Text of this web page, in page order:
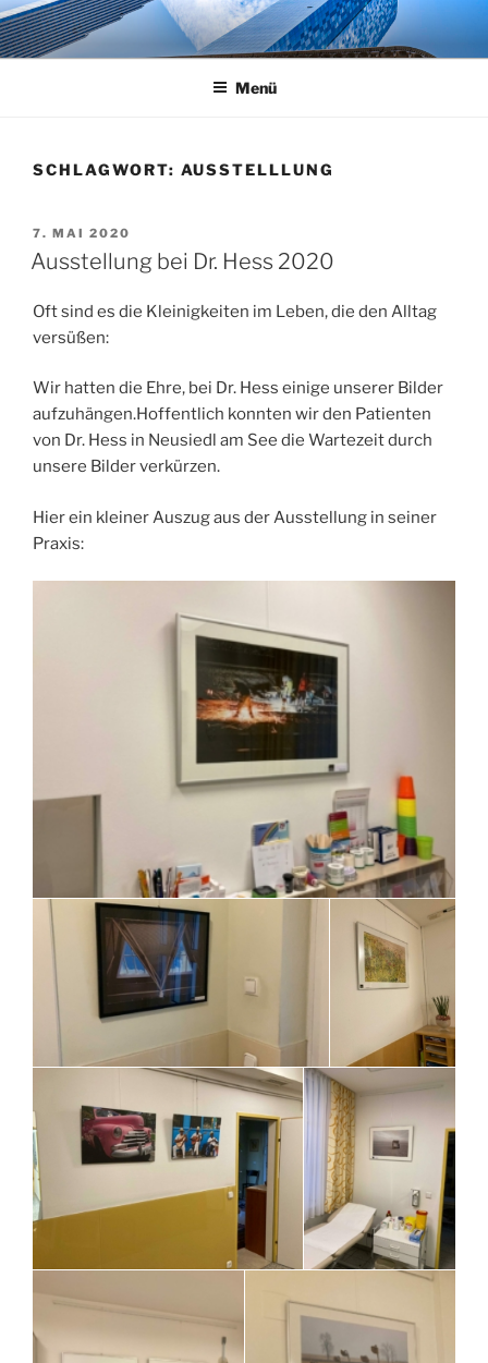
Zum
Inhalt
springen
Menü
SCHLAGWORT: AUSSTELLLUNG
VERÖFFENTLICHT
AM
7. MAI 2020
Ausstellung bei Dr. Hess 2020
Oft sind es die Kleinigkeiten im Leben, die den Alltag
versüßen:
Wir hatten die Ehre, bei Dr. Hess einige unserer Bilder
aufzuhängen.Hoffentlich konnten wir den Patienten
von Dr. Hess in Neusiedl am See die Wartezeit durch
unsere Bilder verkürzen.
Hier ein kleiner Auszug aus der Ausstellung in seiner
Praxis: